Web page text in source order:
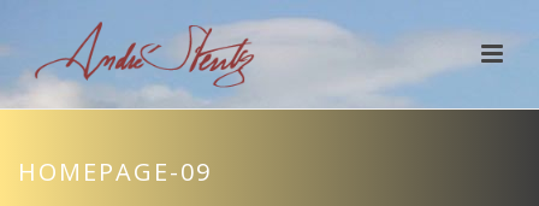
HOMEPAGE-09